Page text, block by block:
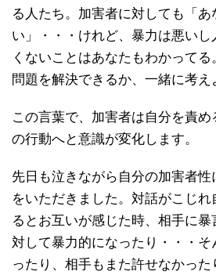
る人たち。加害者に対しても「あ
い」・・・けれど、暴力は悪いし
くないことはあなたもわかって
問題を解決できるか、一緒に考え
この言葉で、加害者は自分を責
の行動へと意識が変化します。
先日も泣きながら自分の加害者
をいただきました。対話がこじ
るとお互いが感じた時、相手に
対して暴力的になったり・・・
ったり、相手もまた許せなかっ